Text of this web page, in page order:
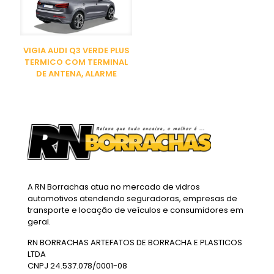
VIGIA AUDI Q3 VERDE PLUS
TERMICO COM TERMINAL
DE ANTENA, ALARME
A RN Borrachas atua no mercado de vidros
automotivos atendendo seguradoras, empresas de
transporte e locação de veículos e consumidores em
geral.
RN BORRACHAS ARTEFATOS DE BORRACHA E PLASTICOS
LTDA
CNPJ 24.537.078/0001-08